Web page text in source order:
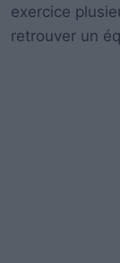
exercice
retrouver un